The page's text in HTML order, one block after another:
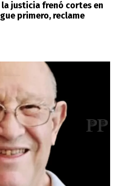
justicia frenó cortes en
primero, reclame